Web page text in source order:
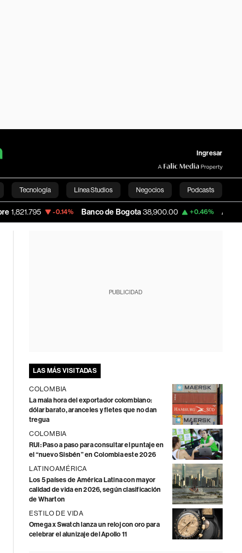
Ingresar
Tecnología Línea Studios Negocios Podcasts
Videos English
-0.14% Banco de Bogota 38,900.00 +0.46% Apple 313.305
PUBLICIDAD
LAS MÁS VISITADAS
COLOMBIA
La mala hora del exportador colombiano:
dólar barato, aranceles y fletes que no dan
tregua
COLOMBIA
RUI: Paso a paso para consultar el puntaje en
el “nuevo Sisbén” en Colombia este 2026
LATINOAMÉRICA
Los 5 países de América Latina con mayor
calidad de vida en 2026, según clasificación
de Wharton
ESTILO DE VIDA
Omega x Swatch lanza un reloj con oro para
celebrar el alunizaje del Apollo 11